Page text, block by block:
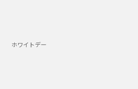
ホワイトデー